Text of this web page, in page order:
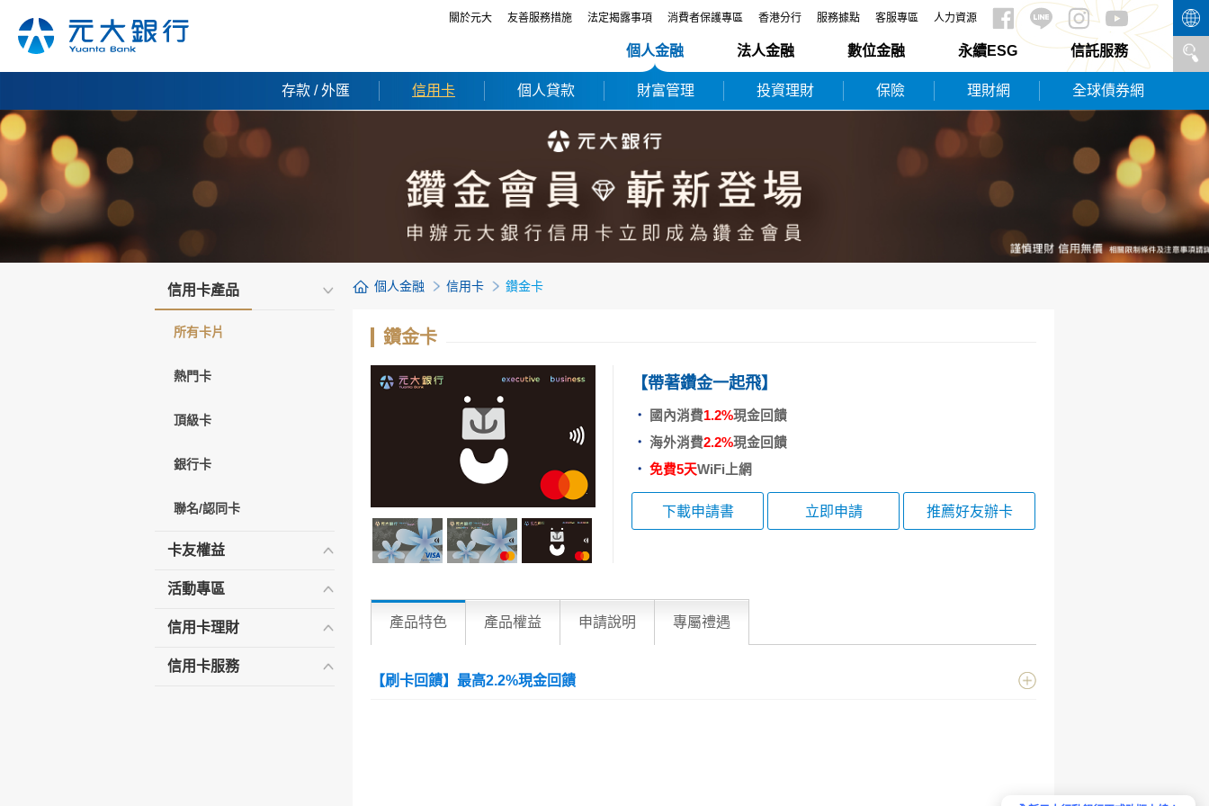
關於元大 友善服務措施 法定揭露事項 消費者保護專區 香港分行 服務據點 客服專區 人力資源
個人金融 法人金融 數位金融 永續ESG 信託服務
存款 / 外匯 信用卡 個人貸款 財富管理 投資理財 保險 理財網 全球債券網
信用卡產品
所有卡片
熱門卡
頂級卡
銀行卡
聯名/認同卡
卡友權益
活動專區
信用卡理財
信用卡服務
個人金融 信用卡 鑽金卡
鑽金卡
【帶著鑽金一起飛】
國內消費1.2%現金回饋
海外消費2.2%現金回饋
免費5天WiFi上網
下載申請書 立即申請 推薦好友辦卡
產品特色 產品權益 申請說明 專屬禮遇
【刷卡回饋】最高2.2%現金回饋